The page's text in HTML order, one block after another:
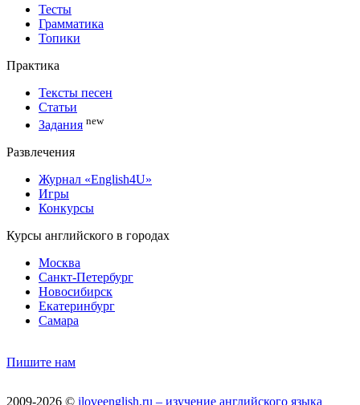
Тесты
Грамматика
Топики
Практика
Тексты песен
Статьи
Задания new
Развлечения
Журнал «English4U»
Игры
Конкурсы
Курсы английского в городах
Москва
Санкт-Петербург
Новосибирск
Екатеринбург
Самара
Пишите нам
2009-2026 © iloveenglish.ru – изучение английского языка